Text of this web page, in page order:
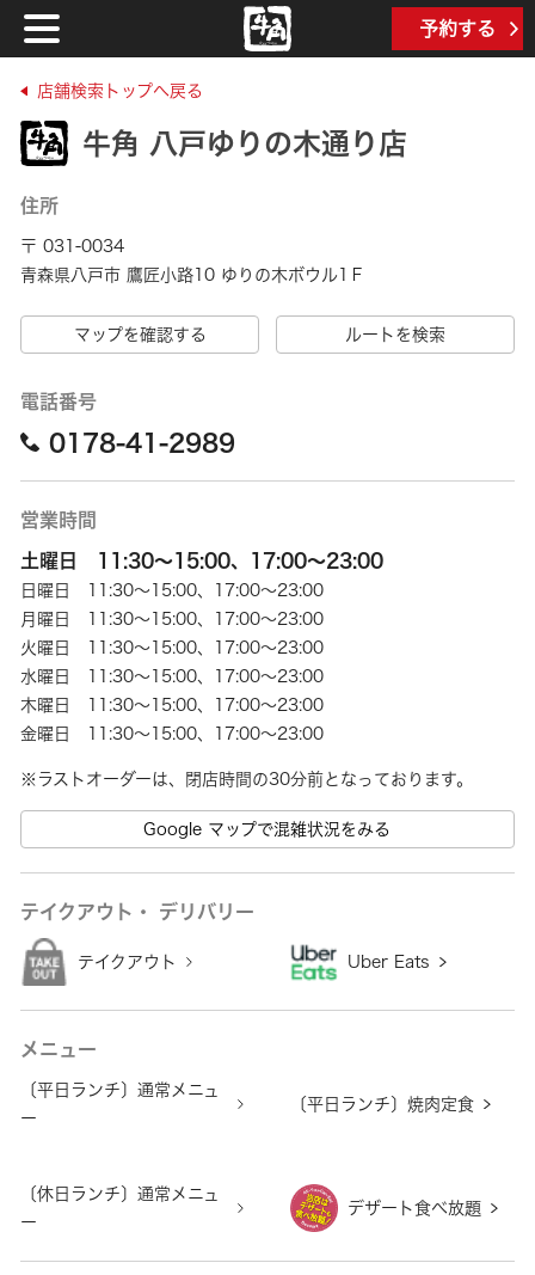
予約する
店舗検索トップへ戻る
牛角 八戸ゆりの木通り店
住所
〒 031-0034
青森県八戸市 鷹匠小路10 ゆりの木ボウル1Ｆ
マップを確認する ルートを検索
電話番号
0178-41-2989
営業時間
土曜日 11:30～15:00、17:00～23:00
日曜日 11:30～15:00、17:00～23:00
月曜日 11:30～15:00、17:00～23:00
火曜日 11:30～15:00、17:00～23:00
水曜日 11:30～15:00、17:00～23:00
木曜日 11:30～15:00、17:00～23:00
金曜日 11:30～15:00、17:00～23:00
※ラストオーダーは、閉店時間の30分前となっております。
Google マップで混雑状況をみる
テイクアウト・ デリバリー
テイクアウト Uber Eats
メニュー
〔平日ランチ〕通常メニュ
ー
〔平日ランチ〕焼肉定食
〔休日ランチ〕通常メニュ
ー
デザート食べ放題